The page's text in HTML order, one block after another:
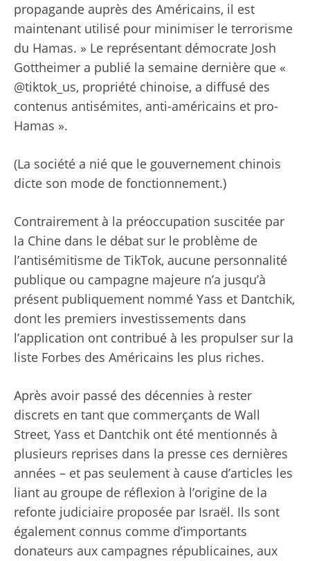
propagande auprès des Américains, il est
maintenant utilisé pour minimiser le terrorisme
du Hamas. » Le représentant démocrate Josh
Gottheimer a publié la semaine dernière que «
@tiktok_us, propriété chinoise, a diffusé des
contenus antisémites, anti-américains et pro-
Hamas ».
(La société a nié que le gouvernement chinois
dicte son mode de fonctionnement.)
Contrairement à la préoccupation suscitée par
la Chine dans le débat sur le problème de
l’antisémitisme de TikTok, aucune personnalité
publique ou campagne majeure n’a jusqu’à
présent publiquement nommé Yass et Dantchik,
dont les premiers investissements dans
l’application ont contribué à les propulser sur la
liste Forbes des Américains les plus riches.
Après avoir passé des décennies à rester
discrets en tant que commerçants de Wall
Street, Yass et Dantchik ont ​​été mentionnés à
plusieurs reprises dans la presse ces dernières
années – et pas seulement à cause d’articles les
liant au groupe de réflexion à l’origine de la
refonte judiciaire proposée par Israël. Ils sont
également connus comme d’importants
donateurs aux campagnes républicaines, aux